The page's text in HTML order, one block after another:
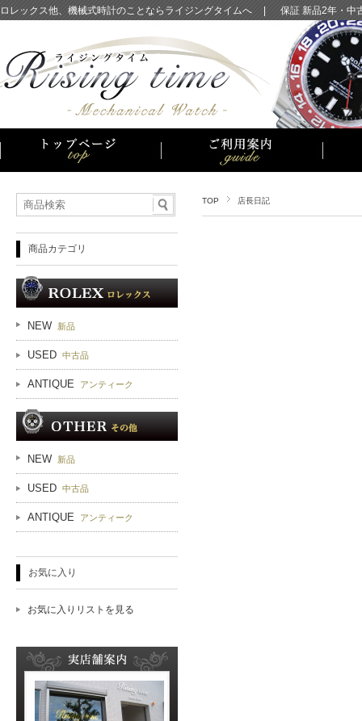
ロレックス他、機械式時計のことならライジングタイムへ 保証 新品2年・中
TOP 店長日記
商品カテゴリ
NEW 新品
USED 中古品
ANTIQUE アンティーク
NEW 新品
USED 中古品
ANTIQUE アンティーク
お気に入り
お気に入りリストを見る